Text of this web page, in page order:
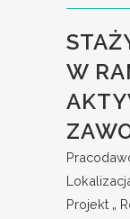
W
Projekt „